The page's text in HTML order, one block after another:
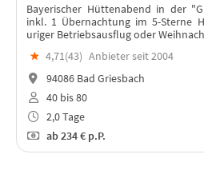
Bayerischer Hüttenabend in der
inkl. 1 Übernachtung im 5-Sterne
uriger Betriebsausflug oder
★ 4,71(43) Anbieter seit 2004
94086 Bad Griesbach
40 bis 80
2,0 Tage
ab234 € p.P.